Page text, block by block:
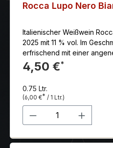
Rocca Lupo Nero
Italienischer Weißwein
2025 mit 11 % vol. Im
erfrischend mit einer
Hauch von Mineralien.
Bianco in einem
4,50 €*
0.75 Ltr.
(6,00 €* / 1 Ltr.)
Produkt